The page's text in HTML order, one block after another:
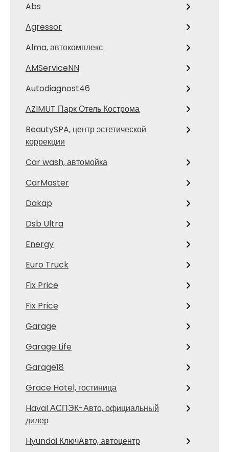
Abs
Agressor
Alma, автокомплекс
AMServiceNN
Autodiagnost46
AZIMUT Парк Отель Кострома
BeautySPA, центр эстетической
коррекции
Car wash, автомойка
CarMaster
Dakap
Dsb Ultra
Energy
Euro Truck
Fix Price
Fix Price
Garage
Garage Life
Garage18
Grace Hotel, гостиница
Haval АСПЭК-Авто, официальный
дилер
Hyundai КлючАвто, автоцентр